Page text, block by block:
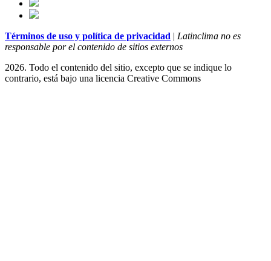
Términos de uso y política de privacidad | Latinclima no es
responsable por el contenido de sitios externos
2026. Todo el contenido del sitio, excepto que se indique lo
contrario, está bajo una licencia Creative Commons